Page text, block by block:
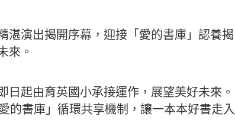
湛演出揭開序幕，迎接「愛的書庫」認養揭
來。
起由育英國小承接運作，展望美好未來。
的書庫」循環共享機制，讓一本本好書走入